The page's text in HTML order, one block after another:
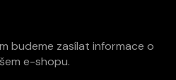
budeme zasílat informace o
e-shopu.